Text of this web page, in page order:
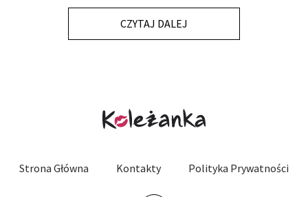
CZYTAJ DALEJ
Strona Główna Kontakty Polityka Prywatności